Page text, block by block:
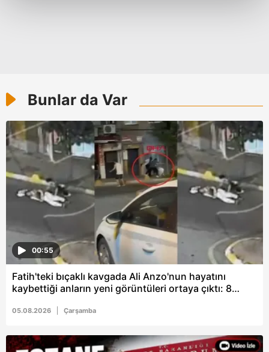
Sitemizde kendimize ve üçüncü kişilere ait çerezler
verileriniz işlenmekte olup gerekli olan çerezler bilgi
toplumu hizmetlerinin sunulması amacıyla
kullanılmaktadır. Diğer çerezler, sitemizin daha işlevsel
kılınması ve kişiselleştirilmesi ve sizlere yönelik
reklam/pazarlama faaliyetlerinin yapılması, amaçlarıyla
sınırlı olarak açık rızanız dahilinde kullanılacaktır.
Çerezlere ilişkin tercihlerinizi aşağıda yer alan panel
vasıtasıyla belirleyebilirsiniz. Çerezlere ilişkin detaylı bilgi
için Ayarlar butonuna tıklayabilir,
Çerez Bilgilendirme
Metnimizi ziyaret edebilirsiniz.
hazırlanmış Aydınlatma Metnimizi okumak ve sitemizde
almak için lütfentıklayınız.
Bunlar da Var
00:55
Fatih'teki bıçaklı kavgada Ali Anzo'nun hayatını
kaybettiği anların yeni görüntüleri ortaya çıktı: 8
05.08.2026 Çarşamba